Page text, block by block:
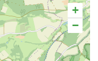
+
−